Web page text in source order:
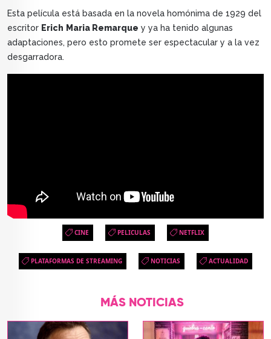
Esta película está basada en la novela homónima de 1929 del
escritor Erich Maria Remarque y ya ha tenido algunas
adaptaciones, pero esto promete ser espectacular y a la vez
desgarradora.
CINE PELICULAS NETFLIX
PLATAFORMAS DE STREAMING NOTICIAS ACTUALIDAD
MÁS NOTICIAS